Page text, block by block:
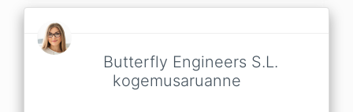
Butterfly Engineers S.L.
kogemusaruanne